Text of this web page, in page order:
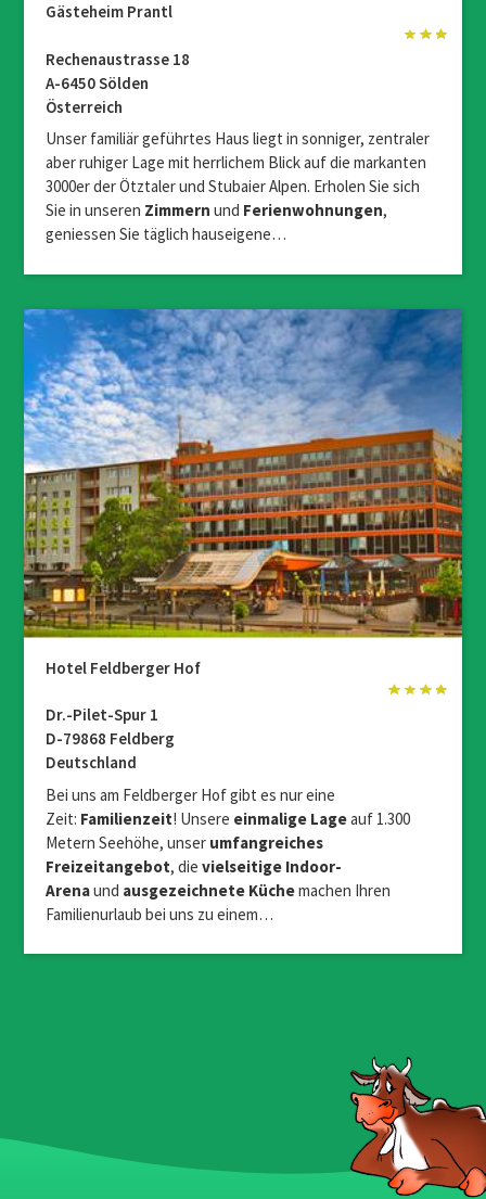
Gästeheim Prantl
Rechenaustrasse 18
A-6450 Sölden
Österreich
Unser familiär geführtes Haus liegt in sonniger, zentraler
aber ruhiger Lage mit herrlichem Blick auf die markanten
3000er der Ötztaler und Stubaier Alpen. Erholen Sie sich
Sie in unseren Zimmern und Ferienwohnungen,
geniessen Sie täglich hauseigene…
Hotel Feldberger Hof
Dr.-Pilet-Spur 1
D-79868 Feldberg
Deutschland
Bei uns am Feldberger Hof gibt es nur eine
Zeit: Familienzeit! Unsere einmalige Lageauf 1.300
Metern Seehöhe, unser umfangreiches
Freizeitangebot, die vielseitige Indoor-
Arenaund ausgezeichnete Küchemachen Ihren
Familienurlaub bei uns zu einem…